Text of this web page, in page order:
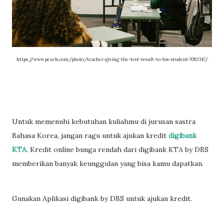
https://www.pexels.com/photo/teacher-giving-the-test-result-to-his-student-7092347/
Untuk memenuhi kebutuhan kuliahmu di jurusan sastra
Bahasa Korea, jangan ragu untuk ajukan kredit digibank
KTA. Kredit online bunga rendah dari digibank KTA by DBS
memberikan banyak keunggulan yang bisa kamu dapatkan.
Gunakan Aplikasi digibank by DBS untuk ajukan kredit.